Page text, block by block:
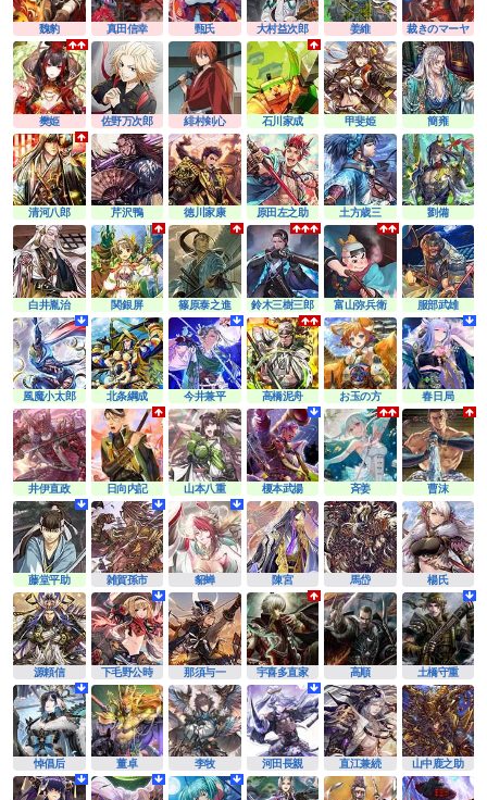
魏豹 真田信幸 甄氏 大村益次郎 姜維 裁きのマーヤ
樊姫 佐野万次郎 緋村剣心 石川家成 甲斐姫 簡雍
清河八郎 芹沢鴨 徳川家康 原田左之助 土方歳三 劉備
白井胤治 関銀屏 篠原泰之進 鈴木三樹三郎 富山弥兵衛 服部武雄
風魔小太郎 北条綱成 今井兼平 高橋泥舟 お玉の方 春日局
井伊直政 日向内記 山本八重 榎本武揚 斉姜 曹沫
藤堂平助 雑賀孫市 貂蝉 陳宮 馬岱 楊氏
源頼信 下毛野公時 那須与一 宇喜多直家 高順 土橋守重
悼倡后 董卓 李牧 河田長親 直江兼続 山中鹿之助